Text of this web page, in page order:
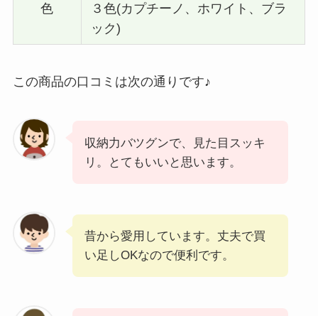
色
３色(カプチーノ、ホワイト、ブラ
ック)
この商品の口コミは次の通りです♪
収納力バツグンで、見た目スッキ
リ。とてもいいと思います。
昔から愛用しています。丈夫で買
い足しOKなので便利です。